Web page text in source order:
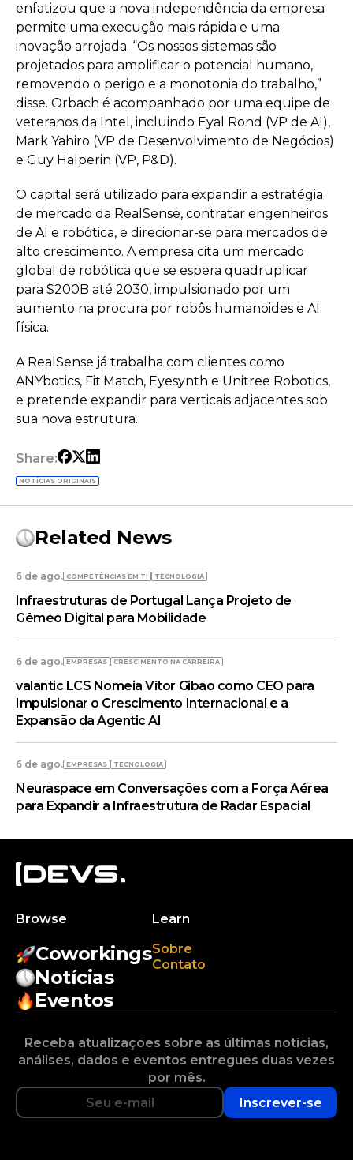
enfatizou que a nova independência da empresa
permite uma execução mais rápida e uma
inovação arrojada. “Os nossos sistemas são
projetados para amplificar o potencial humano,
removendo o perigo e a monotonia do trabalho,”
disse. Orbach é acompanhado por uma equipe de
veteranos da Intel, incluindo Eyal Rond (VP de AI),
Mark Yahiro (VP de Desenvolvimento de Negócios)
e Guy Halperin (VP, P&D).
O capital será utilizado para expandir a estratégia
de mercado da RealSense, contratar engenheiros
de AI e robótica, e direcionar-se para mercados de
alto crescimento. A empresa cita um mercado
global de robótica que se espera quadruplicar
para $200B até 2030, impulsionado por um
aumento na procura por robôs humanoides e AI
física.
A RealSense já trabalha com clientes como
ANYbotics, Fit:Match, Eyesynth e Unitree Robotics,
e pretende expandir para verticais adjacentes sob
sua nova estrutura.
Share:
NOTÍCIAS ORIGINAIS
Related News
6 de ago. COMPETÊNCIAS EM TI TECNOLOGIA
Infraestruturas de Portugal Lança Projeto de
Gêmeo Digital para Mobilidade
6 de ago. EMPRESAS CRESCIMENTO NA CARREIRA
valantic LCS Nomeia Vítor Gibão como CEO para
Impulsionar o Crescimento Internacional e a
Expansão da Agentic AI
6 de ago. EMPRESAS TECNOLOGIA
Neuraspace em Conversações com a Força Aérea
para Expandir a Infraestrutura de Radar Espacial
Browse
Coworkings
Notícias
Eventos
Learn
Sobre
Contato
Receba atualizações sobre as últimas notícias,
análises, dados e eventos entregues duas vezes
por mês.
Inscrever-se